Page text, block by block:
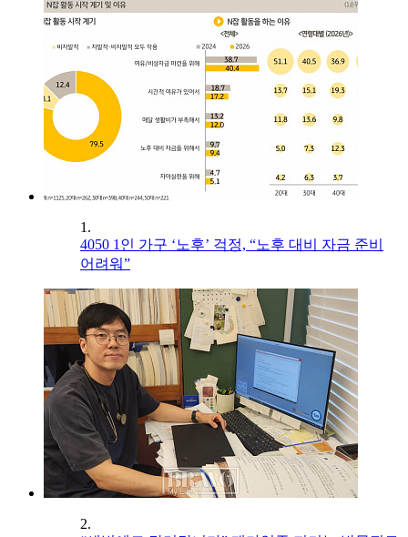
1.
4050 1인 가구 ‘노후’ 걱정, “노후 대비 자금 준비
어려워”
2.